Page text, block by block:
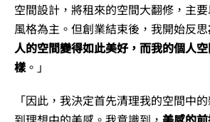
空間設計，將租來的空間大翻修，主
風格為主。但創業結束後，我開始反思
人的空間變得如此美好，而我的個人
樣。」
「因此，我決定首先清理我的空間中